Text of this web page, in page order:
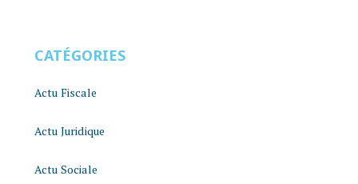
CATÉGORIES
Actu Fiscale
Actu Juridique
Actu Sociale